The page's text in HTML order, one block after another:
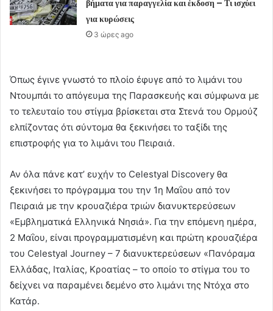
βήματα για παραγγελία και έκδοση – Τι ισχύει
για κυρώσεις
3 ώρες ago
Όπως έγινε γνωστό το πλοίο έφυγε από το λιμάνι του
Ντουμπάι το απόγευμα της Παρασκευής και σύμφωνα με
το τελευταίο του στίγμα βρίσκεται στα Στενά του Ορμούζ
ελπίζοντας ότι σύντομα θα ξεκινήσει το ταξίδι της
επιστροφής για το λιμάνι του Πειραιά.
Αν όλα πάνε κατ’ ευχήν το Celestyal Discovery θα
ξεκινήσει το πρόγραμμα του την 1η Μαΐου από τον
Πειραιά με την κρουαζιέρα τριών διανυκτερεύσεων
«Εμβληματικά Ελληνικά Νησιά». Για την επόμενη ημέρα,
2 Μαΐου, είναι προγραμματισμένη και πρώτη κρουαζιέρα
του Celestyal Journey – 7 διανυκτερεύσεων «Πανόραμα
Ελλάδας, Ιταλίας, Κροατίας – το οποίο το στίγμα του το
δείχνει να παραμένει δεμένο στο λιμάνι της Ντόχα στο
Κατάρ.